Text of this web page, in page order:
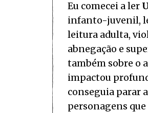
Eu comecei a ler
infanto-juvenil,
leitura adulta,
abnegação e
também sobre o
impactou
conseguia parar
personagens